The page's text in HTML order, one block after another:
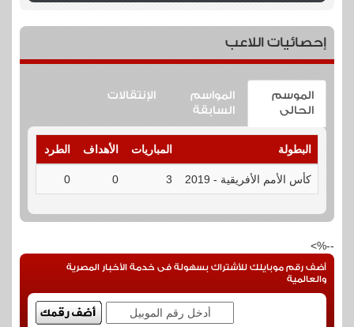
إحصائيات اللاعب
الموسم
الحالى
المواسم
السابقة
الإنتقالات
البطولة المباريات الأهداف الطرد
كأس الأمم الأفريقية - 2019 3
0
0
--%>
أضف رقم موبايلك للأشتراك بسهولة فى خدمة الأخبار المصرية
والعالمية